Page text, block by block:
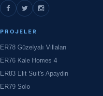
PROJELER
ER78 Güzelyalı Villaları
ER76 Kale Homes 4
ER83 Elit Suit's Apaydin
ER79 Solo